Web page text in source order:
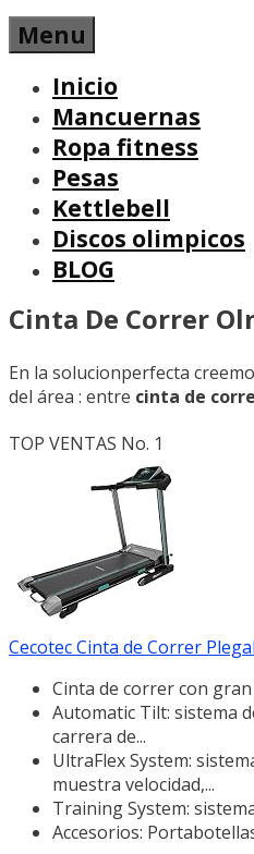
Menu
Inicio
Mancuernas
Ropa fitness
Pesas
Kettlebell
Discos olimpicos
BLOG
Cinta De Correr
En la solucionperfecta
del área : entre cinta de
TOP VENTAS No. 1
Cecotec Cinta de Correr
Cinta de correr con gran
Automatic Tilt: sistema
carrera de...
UltraFlex System:
muestra velocidad,...
Training System:
Accesorios: